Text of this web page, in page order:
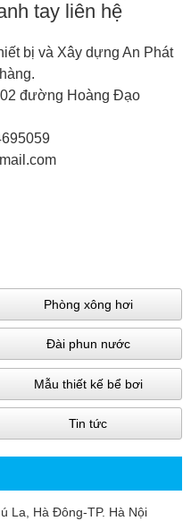
tay liên hệ
bị và Xây dựng An Phát
đường Hoàng Đạo
Phòng xông hơi
Đài phun nước
Mẫu thiết kế bể bơi
Tin tức
La, Hà Đông-TP. Hà Nội